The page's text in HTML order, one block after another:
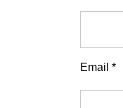
Email *